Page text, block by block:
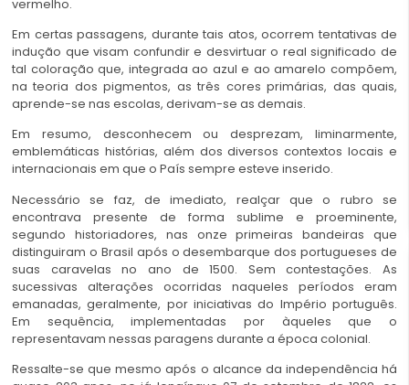
vermelho.
Em certas passagens, durante tais atos, ocorrem tentativas de
indução que visam confundir e desvirtuar o real significado de
tal coloração que, integrada ao azul e ao amarelo compõem,
na teoria dos pigmentos, as três cores primárias, das quais,
aprende-se nas escolas, derivam-se as demais.
Em resumo, desconhecem ou desprezam, liminarmente,
emblemáticas histórias, além dos diversos contextos locais e
internacionais em que o País sempre esteve inserido.
Necessário se faz, de imediato, realçar que o rubro se
encontrava presente de forma sublime e proeminente,
segundo historiadores, nas onze primeiras bandeiras que
distinguiram o Brasil após o desembarque dos portugueses de
suas caravelas no ano de 1500. Sem contestações. As
sucessivas alterações ocorridas naqueles períodos eram
emanadas, geralmente, por iniciativas do Império português.
Em sequência, implementadas por àqueles que o
representavam nessas paragens durante a época colonial.
Ressalte-se que mesmo após o alcance da independência há